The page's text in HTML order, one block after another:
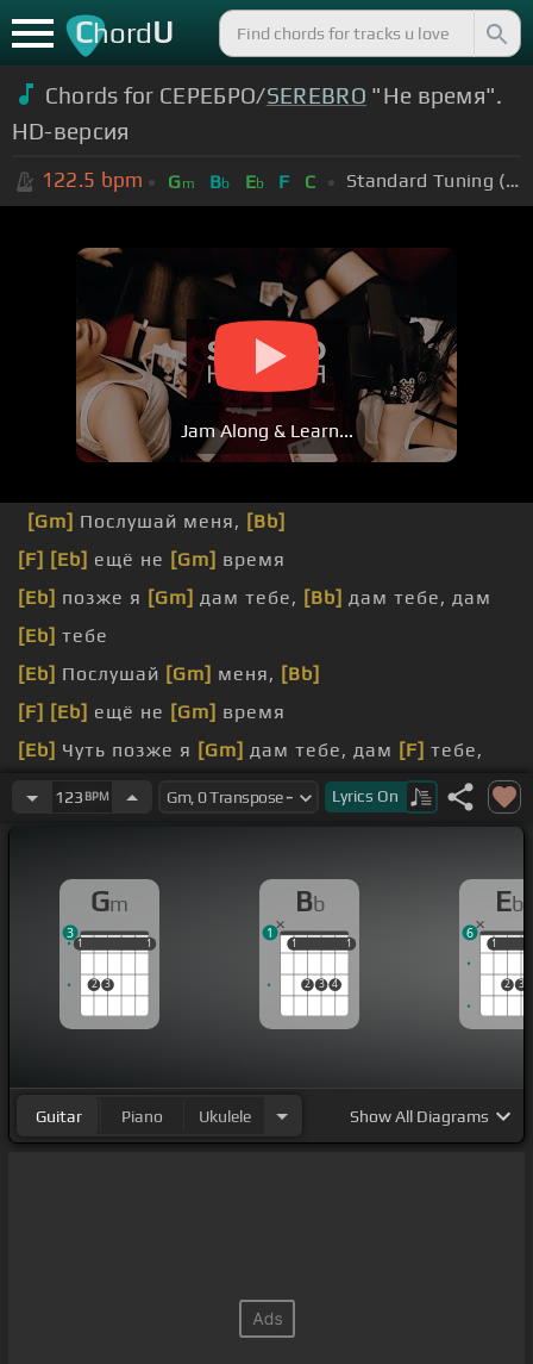
ChordU
Chords for СЕРЕБРО/SEREBRO "Не время".
HD-версия
122.5 bpm Gm Bb Eb F C Standard Tuning (EADGBE)
Jam Along & Learn...
[Gm] Послушай меня, [Bb]
[F] [Eb] ещё не [Gm] время
[Eb] позже я [Gm] дам тебе, [Bb] дам тебе, дам
[Eb] тебе
[Eb] Послушай [Gm] меня, [Bb]
[F] [Eb] ещё не [Gm] время
[Eb] Чуть позже я [Gm] дам тебе, дам [F] тебе,
дам[Eb]тебе [Gm]знак
123 BPM Lyrics On
Gm
1
2 3
1
1 1
3
Bb
1
2 3 4
1
1 1
1
Eb
1
2 3
1
6
Guitar Piano Ukulele ShowAll Diagrams